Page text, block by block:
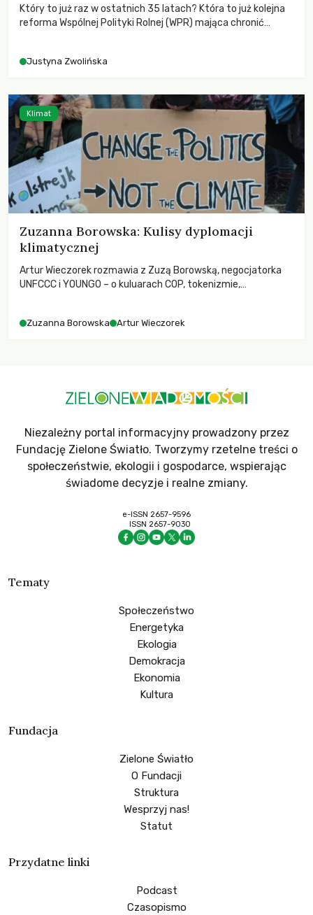
Który to już raz w ostatnich 35 latach? Która to już kolejna
reforma Wspólnej Polityki Rolnej (WPR) mająca chronić
Justyna Zwolińska
Zuzanna Borowska: Kulisy dyplomacji
klimatycznej
Artur Wieczorek rozmawia z Zuzą Borowską, negocjatorka
UNFCCC i YOUNGO – o kuluarach COP, tokenizmie,
Zuzanna Borowska Artur Wieczorek
Klimat
Niezależny portal informacyjny prowadzony przez
Fundację Zielone Światło. Tworzymy rzetelne treści o
społeczeństwie, ekologii i gospodarce, wspierając
świadome decyzje i realne zmiany.
e-ISSN 2657-9596
ISSN 2657-9030
Tematy
Społeczeństwo
Energetyka
Ekologia
Demokracja
Ekonomia
Kultura
Fundacja
Zielone Światło
O Fundacji
Struktura
Wesprzyj nas!
Statut
Przydatne linki
Podcast
Czasopismo